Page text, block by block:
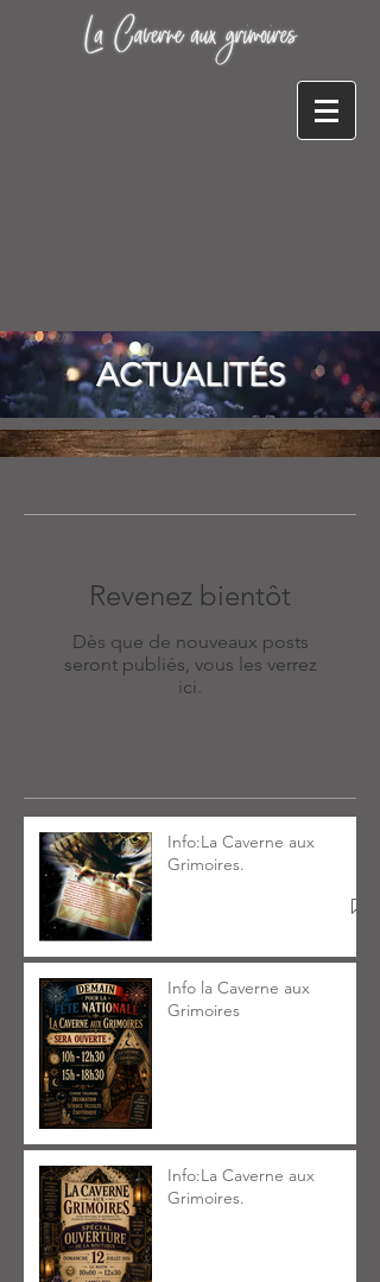
ACTUALITÉS
Revenez bientôt
Dès que de nouveaux posts
seront publiés, vous les verrez
ici.
Info:La Caverne aux
Grimoires.
Info la Caverne aux
Grimoires
Info:La Caverne aux
Grimoires.